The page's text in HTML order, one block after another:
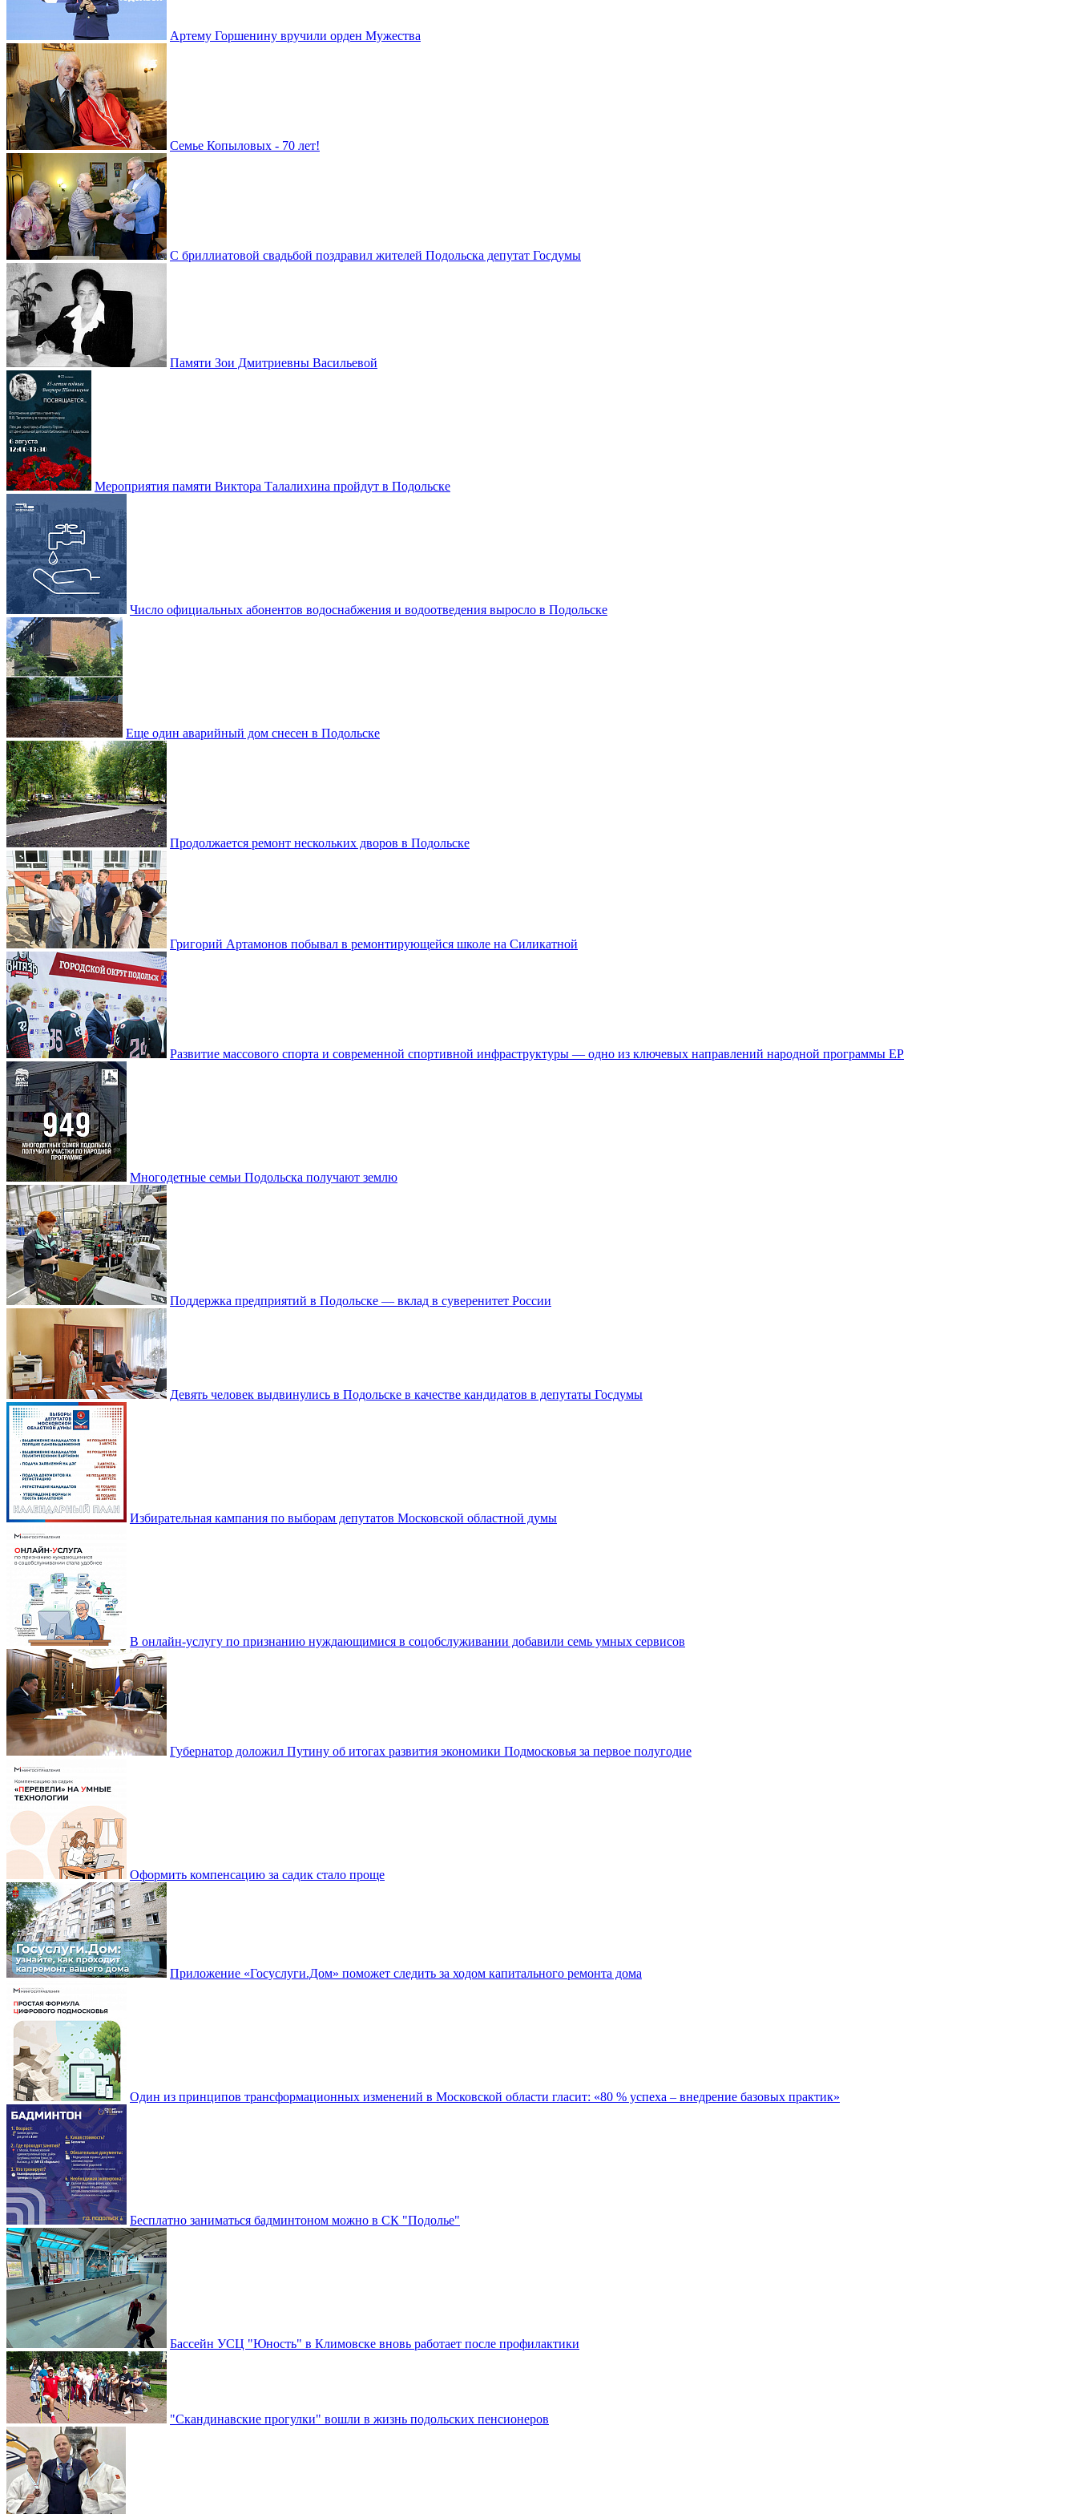
Артему Горшенину вручили орден Мужества
Семье Копыловых - 70 лет!
С бриллиатовой свадьбой поздравил жителей Подольска депутат Госдумы
Памяти Зои Дмитриевны Васильевой
Мероприятия памяти Виктора Талалихина пройдут в Подольске
Число официальных абонентов водоснабжения и водоотведения выросло в Подольске
Еще один аварийный дом снесен в Подольске
Продолжается ремонт нескольких дворов в Подольске
Григорий Артамонов побывал в ремонтирующейся школе на Силикатной
Развитие массового спорта и современной спортивной инфраструктуры — одно из ключевых направлений народной программы ЕР
Многодетные семьи Подольска получают землю
Поддержка предприятий в Подольске — вклад в суверенитет России
Девять человек выдвинулись в Подольске в качестве кандидатов в депутаты Госдумы
Избирательная кампания по выборам депутатов Московской областной думы
В онлайн-услугу по признанию нуждающимися в соцобслуживании добавили семь умных сервисов
Губернатор доложил Путину об итогах развития экономики Подмосковья за первое полугодие
Оформить компенсацию за садик стало проще
Приложение «Госуслуги.Дом» поможет следить за ходом капитального ремонта дома
Один из принципов трансформационных изменений в Московской области гласит: «80 % успеха – внедрение базовых практик»
Бесплатно заниматься бадминтоном можно в СК "Подолье"
Бассейн УСЦ "Юность" в Климовске вновь работает после профилактики
"Скандинавские прогулки" вошли в жизнь подольских пенсионеров